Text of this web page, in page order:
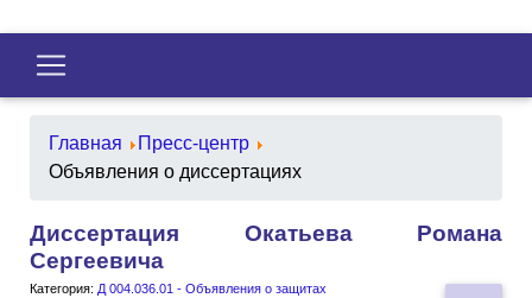
Главная
Пресс-центр
Объявления о диссертациях
Диссертация Окатьева Романа
Сергеевича
Категория: Д 004.036.01 - Объявления о защитах